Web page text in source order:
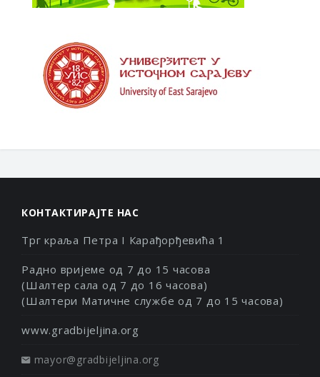
КОНТАКТИРАЈТЕ НАС
Трг краља Петра I Карађорђевића 1
Радно вријеме од 7 до 15 часова
(Шалтер сала од 7 до 16 часова)
(Шалтери Матичне службе од 7 до 15 часова)
www.gradbijeljina.org
mayor@gradbijeljina.org